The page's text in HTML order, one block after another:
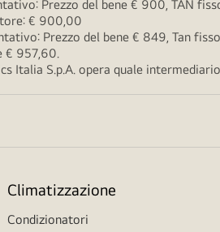
Prezzo del bene € 900, TAN
€ 900,00
Prezzo del bene € 849, Tan
€ 957,60.
Italia S.p.A. opera quale
Climatizzazione
Condizionatori